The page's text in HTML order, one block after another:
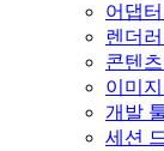
어댑
렌더
콘텐
이미
개발
세션